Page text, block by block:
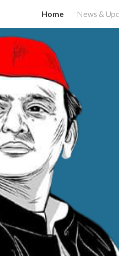
Skip to main content
Home News &